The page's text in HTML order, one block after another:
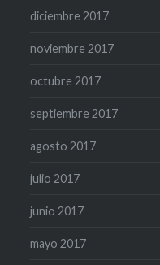
diciembre 2017
noviembre 2017
octubre 2017
septiembre 2017
agosto 2017
julio 2017
junio 2017
mayo 2017